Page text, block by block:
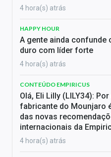
4 hora(s) atrás
HAPPY HOUR
A gente ainda confunde
duro com líder forte
4 hora(s) atrás
CONTEÚDO EMPIRICUS
Olá, Eli Lilly (LILY34):
fabricante do Mounjaro
das novas
internacionais da
4 hora(s) atrás